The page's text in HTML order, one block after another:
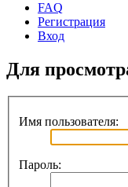
FAQ
Регистрация
Вход
Для
Имя пользователя:
Пароль: